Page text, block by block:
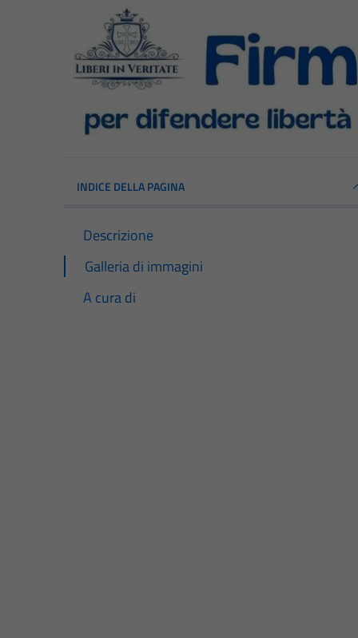
INDICE DELLA PAGINA
Descrizione
Galleria di immagini
A cura di